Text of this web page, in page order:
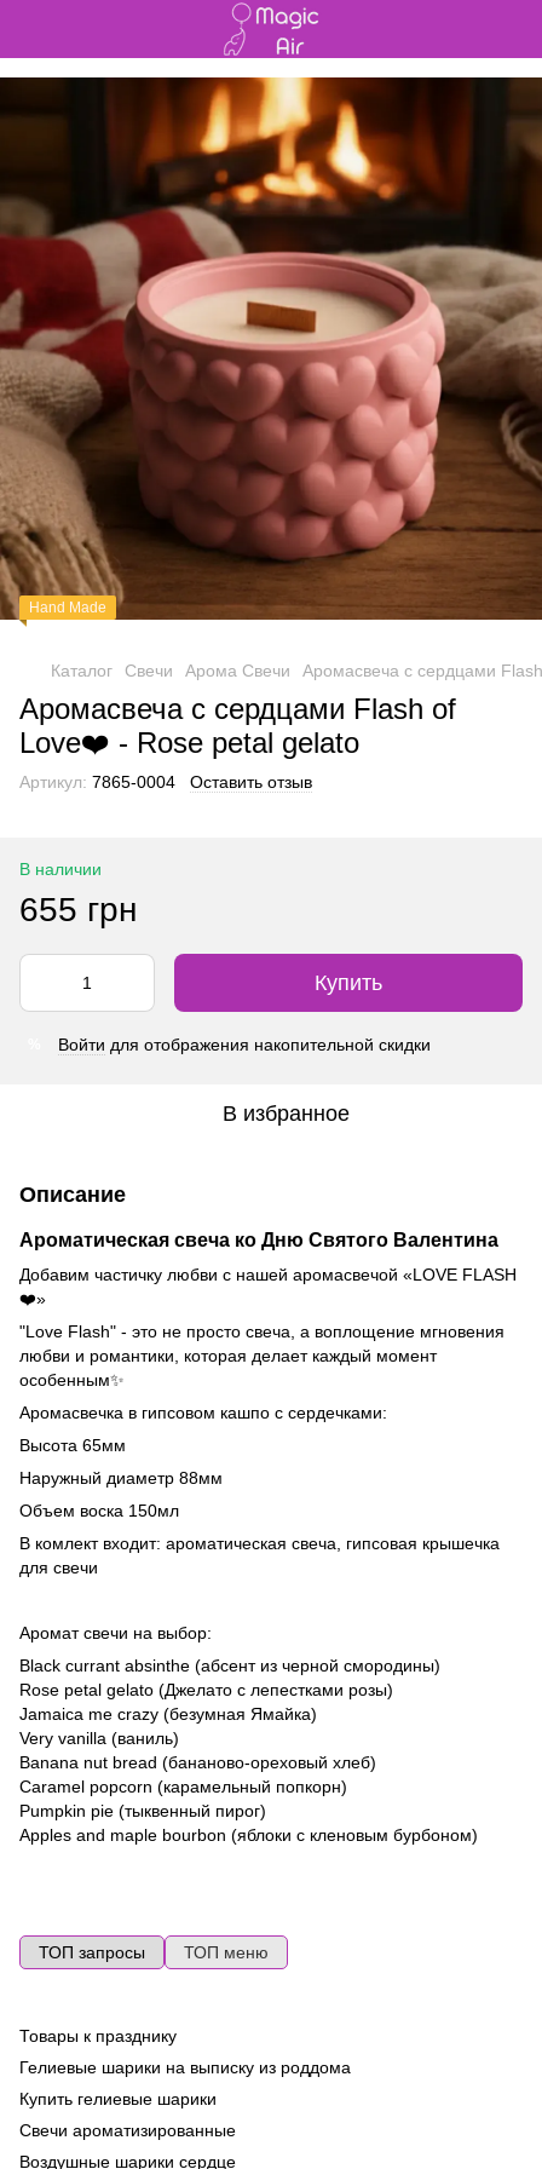
Hand Made
Каталог Свечи Арома Свечи Аромасвеча с сердцами
Аромасвеча с сердцами Flash of
Love❤️ - Rose petal gelato
Артикул: 7865-0004 Оставить отзыв
В наличии
655 грн
Купить
Войти для отображения накопительной скидки
В избранное
Описание
Ароматическая свеча ко Дню Святого Валентина
Добавим частичку любви с нашей аромасвечой «LOVE FLASH
❤️»
"Love Flash" - это не просто свеча, а воплощение мгновения
любви и романтики, которая делает каждый момент
особенным✨
Аромасвечка в гипсовом кашпо с сердечками:
Высота 65мм
Наружный диаметр 88мм
Объем воска 150мл
В комлект входит: ароматическая свеча, гипсовая крышечка
для свечи
Аромат свечи на выбор:
Black currant absinthe (абсент из черной смородины)
Rose petal gelato (Джелато с лепестками розы)
Jamaica me crazy (безумная Ямайка)
Very vanilla (ваниль)
Banana nut bread (бананово-ореховый хлеб)
Caramel popcorn (карамельный попкорн)
Pumpkin pie (тыквенный пирог)
Apples and maple bourbon (яблоки с кленовым бурбоном)
ТОП запросы ТОП меню
Товары к празднику
Гелиевые шарики на выписку из роддома
Купить гелиевые шарики
Свечи ароматизированные
Воздушные шарики сердце